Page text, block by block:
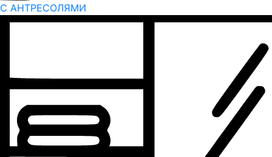
С АНТРЕСОЛЯМИ